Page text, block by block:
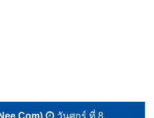
วันศุกร์ ที่ 8